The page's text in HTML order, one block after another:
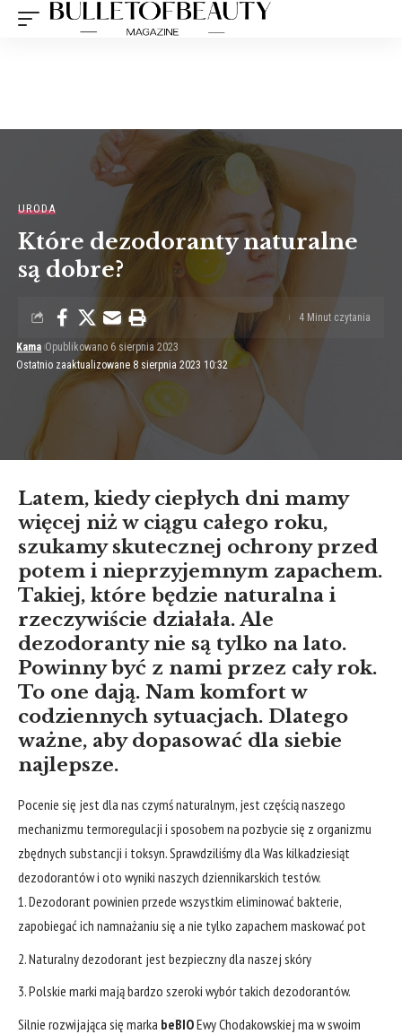
URODA
Które dezodoranty naturalne
są dobre?
Ostatnio zaaktualizowane 8 sierpnia 2023 10:32
Kama Opublikowano 6 sierpnia 2023
4 Minut czytania
Latem, kiedy ciepłych dni mamy
więcej niż w ciągu całego roku,
szukamy skutecznej ochrony przed
potem i nieprzyjemnym zapachem.
Takiej, które będzie naturalna i
rzeczywiście działała. Ale
dezodoranty nie są tylko na lato.
Powinny być z nami przez cały rok.
To one dają. Nam komfort w
codziennych sytuacjach. Dlatego
ważne, aby dopasować dla siebie
najlepsze.
Pocenie się jest dla nas czymś naturalnym, jest częścią naszego
mechanizmu termoregulacji i sposobem na pozbycie się z organizmu
zbędnych substancji i toksyn. Sprawdziliśmy dla Was kilkadziesiąt
dezodorantów i oto wyniki naszych dziennikarskich testów.
Dezodorant powinien przede wszystkim eliminować bakterie,
zapobiegać ich namnażaniu się a nie tylko zapachem maskować pot
Naturalny dezodorant jest bezpieczny dla naszej skóry
Polskie marki mają bardzo szeroki wybór takich dezodorantów.
Silnie rozwijająca się marka beBIOEwy Chodakowskiej ma w swoim